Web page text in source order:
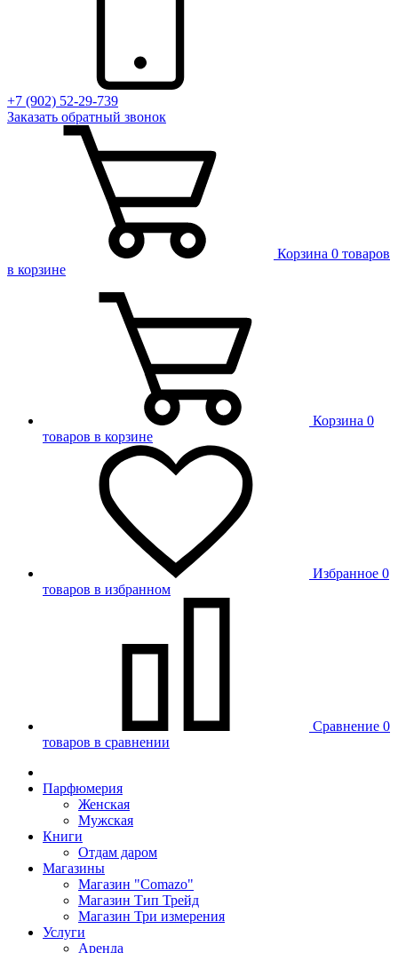
+7 (902) 52-29-739
Заказать обратный звонок
Корзина 0 товаров
в корзине
Корзина 0
товаров в корзине
Избранное 0
товаров в избранном
Сравнение 0
товаров в сравнении
Парфюмерия
Женская
Мужская
Книги
Отдам даром
Магазины
Магазин "Comazo"
Магазин Тип Трейд
Магазин Три измерения
Услуги
Аренда